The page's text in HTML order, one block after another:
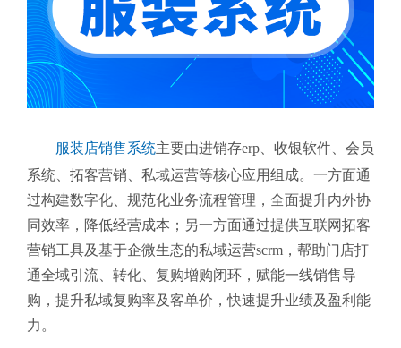
服装店销售系统主要由进销存erp、收银软件、会员
系统、拓客营销、私域运营等核心应用组成。一方面通
过构建数字化、规范化业务流程管理，全面提升内外协
同效率，降低经营成本；另一方面通过提供互联网拓客
营销工具及基于企微生态的私域运营scrm，帮助门店打
通全域引流、转化、复购增购闭环，赋能一线销售导
购，提升私域复购率及客单价，快速提升业绩及盈利能
力。